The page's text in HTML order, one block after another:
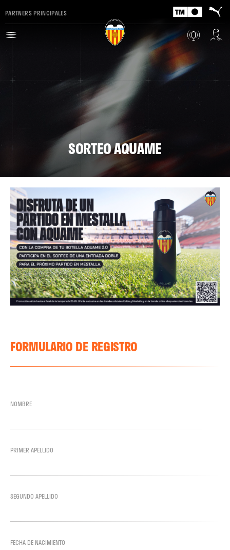
PARTNERS PRINCIPALES
SORTEO AQUAME
FORMULARIO DE REGISTRO
NOMBRE
PRIMER APELLIDO
SEGUNDO APELLIDO
FECHA DE NACIMIENTO